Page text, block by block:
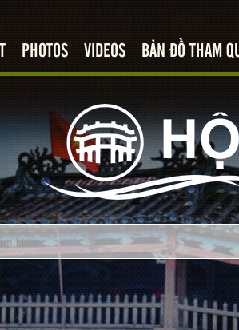
PHOTOS VIDEOS BẢN ĐỒ THAM